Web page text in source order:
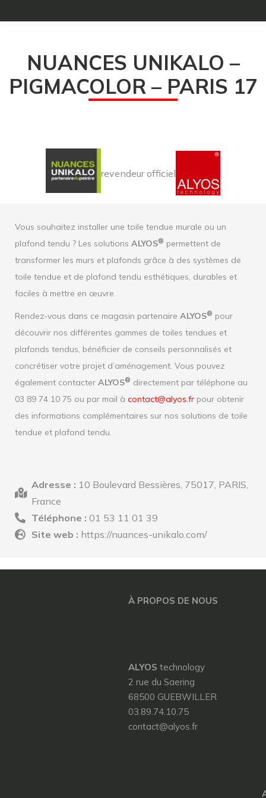
NUANCES UNIKALO –
PIGMACOLOR – PARIS 17
revendeur officiel
Vous souhaitez installer une toile tendue murale ou un
plafond tendu ? Les solutions ALYOS® permettent de
transformer les murs et plafonds grâce à des systèmes de
toile tendue et de plafond tendu esthétiques, durables et
faciles à mettre en œuvre.
Rendez-vous dans ce magasin partenaire ALYOS® pour
découvrir nos différentes gammes de toiles tendues et
plafonds tendus, bénéficier de conseils personnalisés et
concrétiser votre projet d’aménagement. Vous pouvez
également contacter ALYOS® directement par téléphone au
03 89 74 10 75 ou par mail à contact@alyos.fr pour obtenir
des informations complémentaires sur nos solutions de toile
tendue et plafond tendu.
Adresse : 10 Boulevard Bessières, 75017, PARIS,
France
Téléphone : 01 53 11 01 39
Site web : https://nuances-unikalo.com/
À PROPOS DE NOUS
ALYOS technology
2 rue du Saering
68500 GUEBWILLER
03.89.74.10.75
contact@alyos.fr